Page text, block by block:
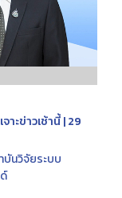
าะข่าวเช้านี้ | 29
นวิจัยระบบ